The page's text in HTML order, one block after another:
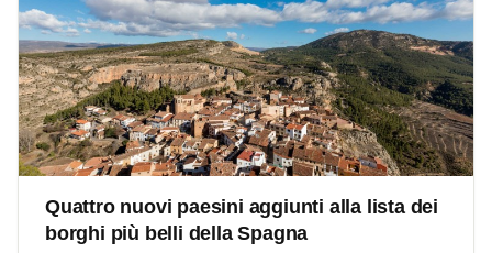
Quattro nuovi paesini aggiunti alla lista dei
borghi più belli della Spagna